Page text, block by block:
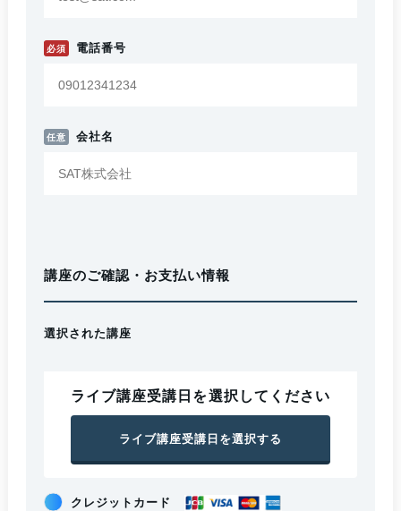
必須 電話番号
任意 会社名
講座のご確認・お支払い情報
選択された講座
ライブ講座受講日を選択してください
ライブ講座受講日を選択する
クレジットカード